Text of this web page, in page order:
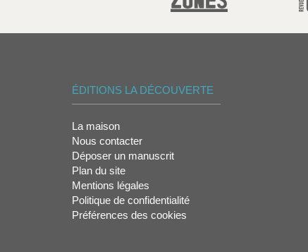
ÉDITIONS LA DÉCOUVERTE
La maison
Nous contacter
Déposer un manuscrit
Plan du site
Mentions légales
Politique de confidentialité
Préférences des cookies